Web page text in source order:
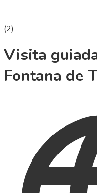
(2)
Visita
Fontana de